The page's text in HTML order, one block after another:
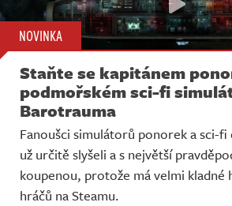
Soutěže
Databáze
Komunita
Redakce
Živě
NOVINKA
Staňte se kapitánem
podmořském sci-fi
Barotrauma
Fanoušci simulátorů ponorek a sci-
už určitě slyšeli a s největší
koupenou, protože má velmi kladné
hráčů na Steamu.